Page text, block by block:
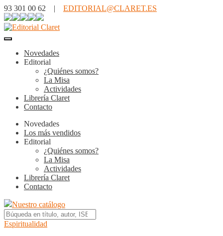
93 301 00 62 | EDITORIAL@CLARET.ES
Novedades
Editorial
¿Quiénes somos?
La Misa
Actividades
Librería Claret
Contacto
Novedades
Los más vendidos
Editorial
¿Quiénes somos?
La Misa
Actividades
Librería Claret
Contacto
Nuestro catálogo
Espiritualidad